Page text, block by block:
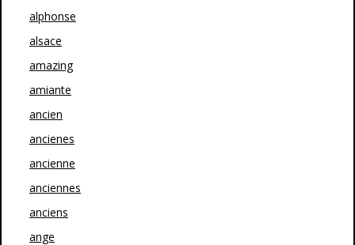
alphonse
alsace
amazing
amiante
ancien
ancienes
ancienne
anciennes
anciens
ange